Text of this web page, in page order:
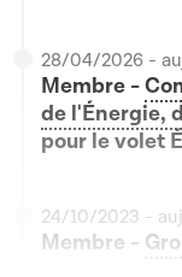
28/04/2026 -
Membre -
de l'Énergie,
pour le volet
24/10/2023 -
Membre -